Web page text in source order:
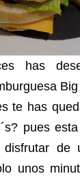
has
te has
pues
disfrutar de
unos